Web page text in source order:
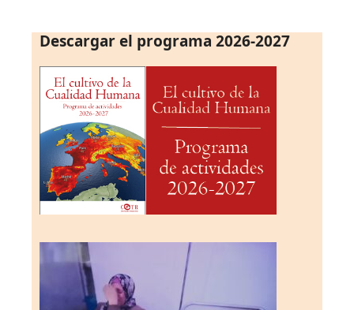
Descargar el programa 2026-2027